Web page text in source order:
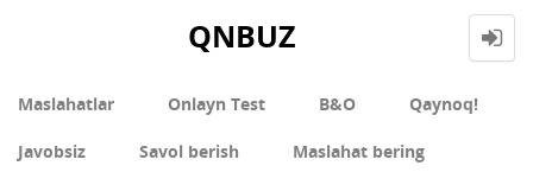
QNBUZ
Maslahatlar Onlayn Test В&О Qaynoq!
Javobsiz Savol berish Maslahat bering